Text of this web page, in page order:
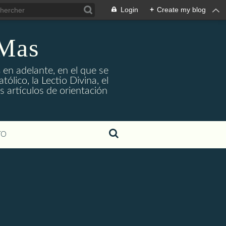
Login + Create my blog
adelante, en el que se
la Lectio Divina, el
artículos de orientación